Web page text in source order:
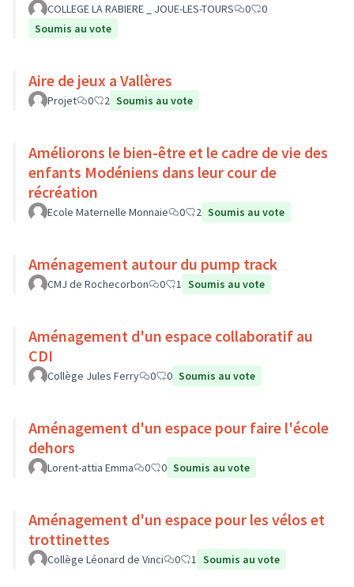
COLLEGE LA RABIERE _ JOUE-LES-TOURS 0
0
Soumis au vote
Aire de jeux a Vallères
Projet 0 2 Soumis au vote
Améliorons le bien-être et le cadre de vie des
enfants Modéniens dans leur cour de
récréation
Ecole Maternelle Monnaie 0 2 Soumis au vote
Aménagement autour du pump track
CMJ de Rochecorbon 0 1 Soumis au vote
Aménagement d'un espace collaboratif au
CDI
Collège Jules Ferry 0 0 Soumis au vote
Aménagement d'un espace pour faire l'école
dehors
Lorent-attia Emma 0 0 Soumis au vote
Aménagement d'un espace pour les vélos et
trottinettes
Collège Léonard de Vinci 0 1 Soumis au vote